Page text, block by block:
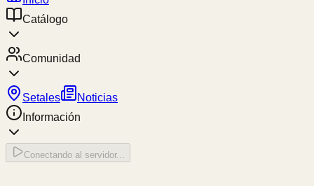
Catálogo
Comunidad
Setales
Noticias
Información
Conectando al servidor...